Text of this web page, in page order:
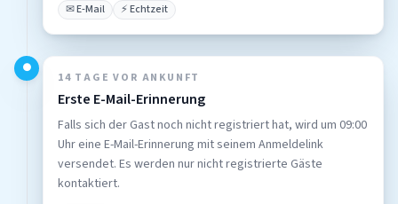
✉ E-Mail ⚡ Echtzeit
●
14 TAGE VOR ANKUNFT
Erste E-Mail-Erinnerung
Falls sich der Gast noch nicht registriert hat, wird um 09:00
Uhr eine E-Mail-Erinnerung mit seinem Anmeldelink
versendet. Es werden nur nicht registrierte Gäste
kontaktiert.